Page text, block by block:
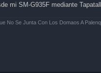
mi SM-G935F mediante
No Se Junta Con Los Domaos A